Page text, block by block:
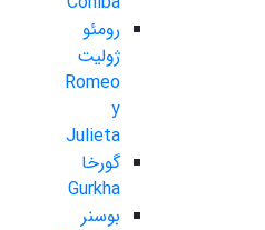
رومئو
ژولیت
Romeo
y
Julieta
گورخا
Gurkha
بوسنر